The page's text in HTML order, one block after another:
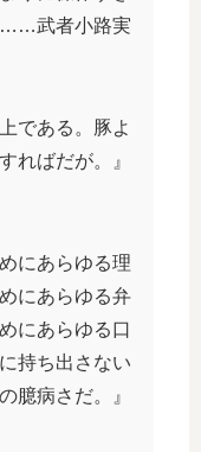
……武者小路実
である。豚よ
ればだが。』
にあらゆる理
にあらゆる弁
にあらゆる口
持ち出さない
臆病さだ。』